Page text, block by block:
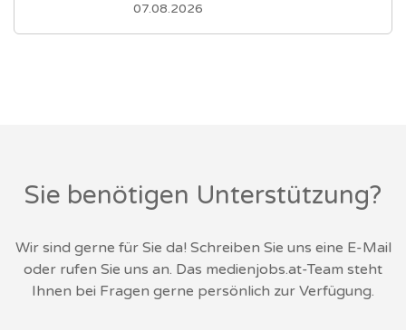
07.08.2026
Sie benötigen Unterstützung?
Wir sind gerne für Sie da! Schreiben Sie uns eine E-Mail
oder rufen Sie uns an. Das medienjobs.at-Team steht
Ihnen bei Fragen gerne persönlich zur Verfügung.